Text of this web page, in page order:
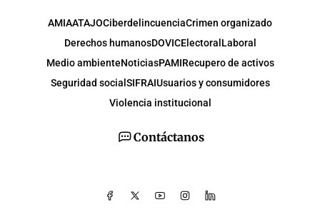
Contáctanos
AMIAATAJOCiberdelincuenciaCrimen organizado
Derechos humanosDOVICElectoral Laboral
Medio ambienteNoticiasPAMIRecupero de activos
Seguridad social SIFRAIUsuarios y consumidores
Violencia institucional